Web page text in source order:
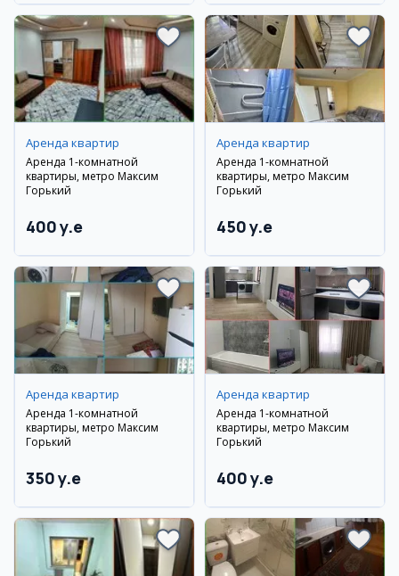
Аренда квартир
Аренда 1-комнатной
квартиры, метро Максим
Горький
400 y.e
Аренда квартир
Аренда 1-комнатной
квартиры, метро Максим
Горький
450 y.e
Аренда квартир
Аренда 1-комнатной
квартиры, метро Максим
Горький
350 y.e
Аренда квартир
Аренда 1-комнатной
квартиры, метро Максим
Горький
400 y.e